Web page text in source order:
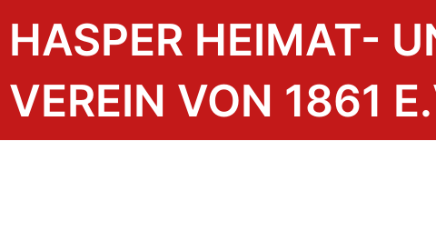
HASPER HEIMAT-
VEREIN VON 1861